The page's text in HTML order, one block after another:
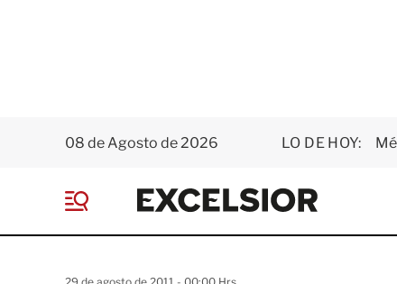
08 de Agosto de 2026 LO DE HOY:
E
x
e
e